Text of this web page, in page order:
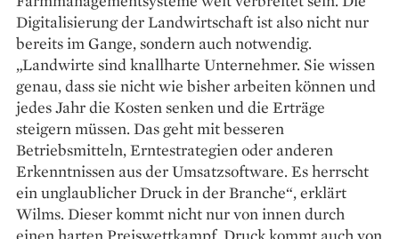
Digitalisierung der Landwirtschaft ist also nicht nur
bereits im Gange, sondern auch notwendig.
„Landwirte sind knallharte Unternehmer. Sie wissen
genau, dass sie nicht wie bisher arbeiten können und
jedes Jahr die Kosten senken und die Erträge
steigern müssen. Das geht mit besseren
Betriebsmitteln, Erntestrategien oder anderen
Erkenntnissen aus der Umsatzsoftware. Es herrscht
ein unglaublicher Druck in der Branche“, erklärt
Wilms. Dieser kommt nicht nur von innen durch
einen harten Preiswettkampf, Druck kommt auch von